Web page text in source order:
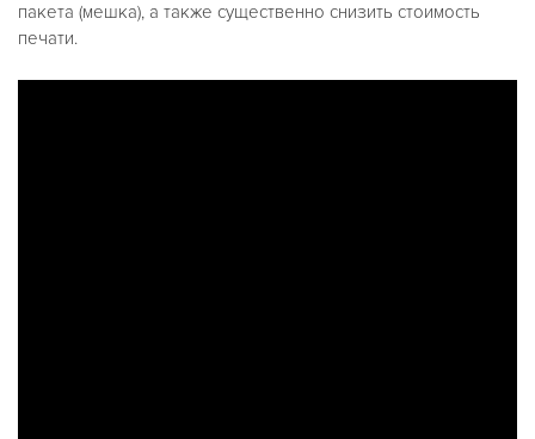
пакета (мешка), а также существенно снизить стоимость
печати.